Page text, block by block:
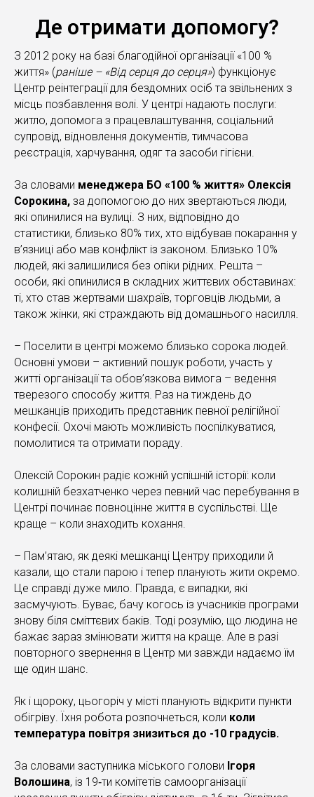
Де отримати допомогу?
З 2012 року на базі благодійної організації «100 %
життя» (раніше – «Від серця до серця») функціонує
Центр реінтеграції для бездомних осіб та звільнених з
місць позбавлення волі. У центрі надають послуги:
житло, допомога з працевлаштування, соціальний
супровід, відновлення документів, тимчасова
реєстрація, харчування, одяг та засоби гігієни.
За словами менеджера БО «100 % життя» Олексія
Сорокина, за допомогою до них звертаються люди,
які опинилися на вулиці. З них, відповідно до
статистики, близько 80% тих, хто відбував покарання у
в’язниці або мав конфлікт із законом. Близько 10%
людей, які залишилися без опіки рідних. Решта –
особи, які опинилися в складних життєвих обставинах:
ті, хто став жертвами шахраїв, торговців людьми, а
також жінки, які страждають від домашнього насилля.
– Поселити в центрі можемо близько сорока людей.
Основні умови – активний пошук роботи, участь у
житті організації та обов’язкова вимога – ведення
тверезого способу життя. Раз на тиждень до
мешканців приходить представник певної релігійної
конфесії. Охочі мають можливість поспілкуватися,
помолитися та отримати пораду.
Олексій Сорокин радіє кожній успішній історії: коли
колишній безхатченко через певний час перебування в
Центрі починає повноцінне життя в суспільстві. Ще
краще – коли знаходить кохання.
– Пам’ятаю, як деякі мешканці Центру приходили й
казали, що стали парою і тепер планують жити окремо.
Це справді дуже мило. Правда, є випадки, які
засмучують. Буває, бачу когось із учасників програми
знову біля сміттєвих баків. Тоді розумію, що людина не
бажає зараз змінювати життя на краще. Але в разі
повторного звернення в Центр ми завжди надаємо їм
ще один шанс.
Як і щороку, цьогоріч у місті планують відкрити пункти
обігріву. Їхня робота розпочнеться, коли коли
температура повітря знизиться до -10 градусів.
За словами заступника міського голови Ігоря
Волошина, із 19‐ти комітетів самоорганізації